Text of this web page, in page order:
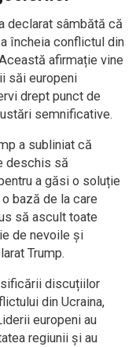
declarat sâmbătă că
încheia conflictul din
afirmație vine
săi europeni
drept punct de
semnificative.
a subliniat că
deschis să
a găsi o soluție
bază de la care
să ascult toate
de nevoile și
Trump.
discuțiilor
din Ucraina,
europeni au
regiunii și au